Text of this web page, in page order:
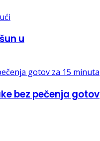
u
bez pečenja gotov